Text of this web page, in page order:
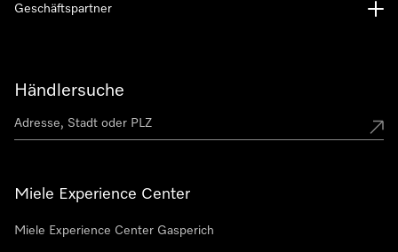
Händlersuche
Miele Experience Center
Miele Experience Center Gasperich
Geschäftspartner